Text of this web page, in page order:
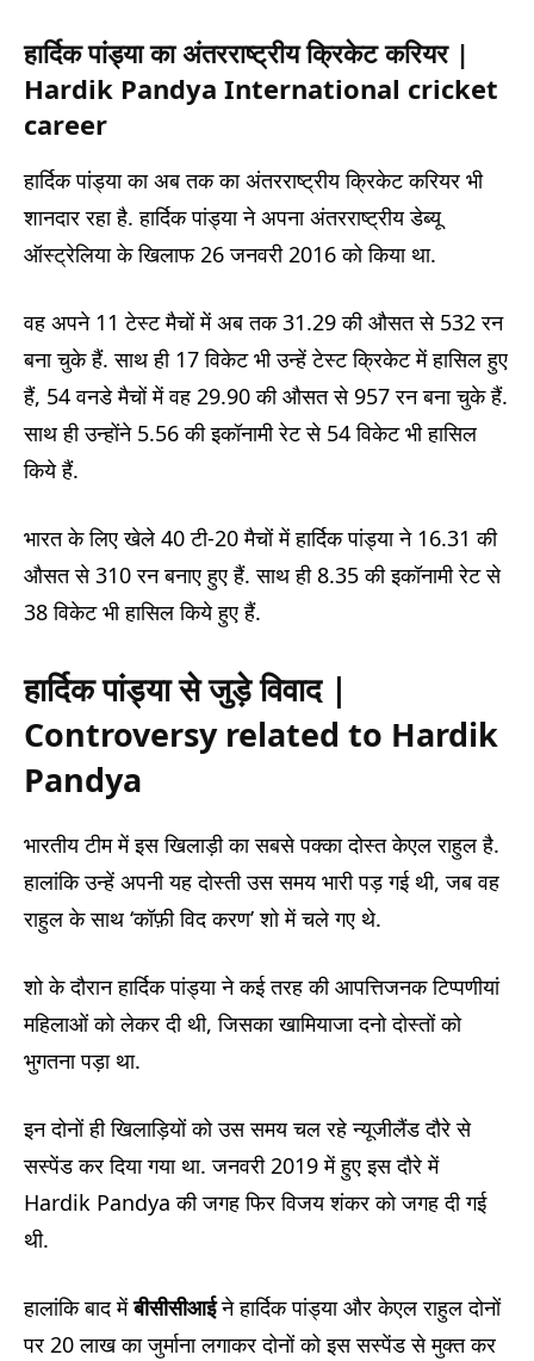
हार्दिक पांड्या का अंतरराष्ट्रीय क्रिकेट करियर |
Hardik Pandya International cricket
career
हार्दिक पांड्या का अब तक का अंतरराष्ट्रीय क्रिकेट करियर भी
शानदार रहा है. हार्दिक पांड्या ने अपना अंतरराष्ट्रीय डेब्यू
ऑस्ट्रेलिया के खिलाफ 26 जनवरी 2016 को किया था.
वह अपने 11 टेस्ट मैचों में अब तक 31.29 की औसत से 532 रन
बना चुके हैं. साथ ही 17 विकेट भी उन्हें टेस्ट क्रिकेट में हासिल हुए
हैं, 54 वनडे मैचों में वह 29.90 की औसत से 957 रन बना चुके हैं.
साथ ही उन्होंने 5.56 की इकॉनामी रेट से 54 विकेट भी हासिल
किये हैं.
भारत के लिए खेले 40 टी-20 मैचों में हार्दिक पांड्या ने 16.31 की
औसत से 310 रन बनाए हुए हैं. साथ ही 8.35 की इकॉनामी रेट से
38 विकेट भी हासिल किये हुए हैं.
हार्दिक पांड्या से जुड़े विवाद |
Controversy related to Hardik
Pandya
भारतीय टीम में इस खिलाड़ी का सबसे पक्का दोस्त केएल राहुल है.
हालांकि उन्हें अपनी यह दोस्ती उस समय भारी पड़ गई थी, जब वह
राहुल के साथ ‘कॉफ़ी विद करण’ शो में चले गए थे.
शो के दौरान हार्दिक पांड्या ने कई तरह की आपत्तिजनक टिप्पणीयां
महिलाओं को लेकर दी थी, जिसका खामियाजा दनो दोस्तों को
भुगतना पड़ा था.
इन दोनों ही खिलाड़ियों को उस समय चल रहे न्यूजीलैंड दौरे से
सस्पेंड कर दिया गया था. जनवरी 2019 में हुए इस दौरे में
Hardik Pandya की जगह फिर विजय शंकर को जगह दी गई
थी.
हालांकि बाद में बीसीसीआईने हार्दिक पांड्या और केएल राहुल दोनों
पर 20 लाख का जुर्माना लगाकर दोनों को इस सस्पेंड से मुक्त कर